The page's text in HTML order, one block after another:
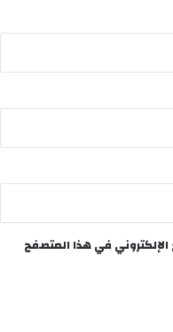
في هذا المتصفح